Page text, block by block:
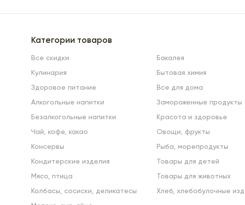
Категории товаров
Все скидки
Кулинария
Здоровое питание
Алкогольные напитки
Безалкогольные напитки
Чай, кофе, какао
Консервы
Кондитерские изделия
Мясо, птица
Колбасы, сосиски, деликатесы
Бакалея
Бытовая химия
Все для дома
Замороженные продукты
Красота и здоровье
Овощи, фрукты
Рыба, морепродукты
Товары для детей
Товары для животных
Хлеб, хлебобулочные